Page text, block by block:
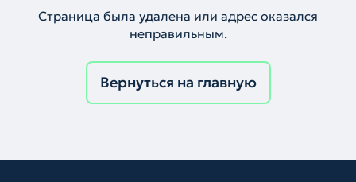
Страница была удалена или адрес оказался
неправильным.
Вернуться на главную